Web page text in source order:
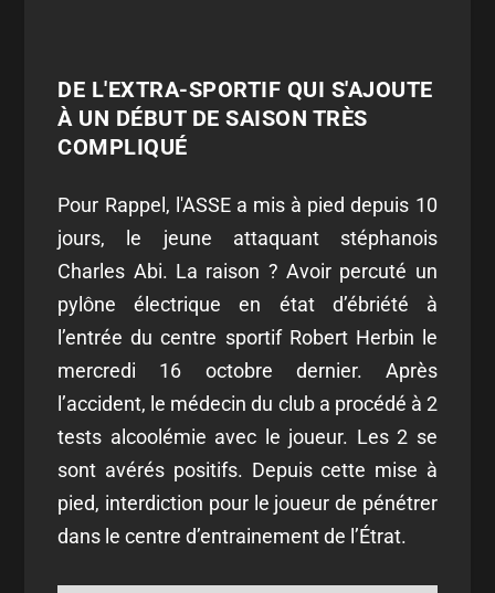
DE L'EXTRA-SPORTIF QUI S'AJOUTE
À UN DÉBUT DE SAISON TRÈS
COMPLIQUÉ
Pour Rappel, l'ASSE a mis à pied depuis 10
jours, le jeune attaquant stéphanois
Charles Abi. La raison ? Avoir percuté un
pylône électrique en état d’ébriété à
l’entrée du centre sportif Robert Herbin le
mercredi 16 octobre dernier. Après
l’accident, le médecin du club a procédé à 2
tests alcoolémie avec le joueur. Les 2 se
sont avérés positifs. Depuis cette mise à
pied, interdiction pour le joueur de pénétrer
dans le centre d’entrainement de l’Étrat.